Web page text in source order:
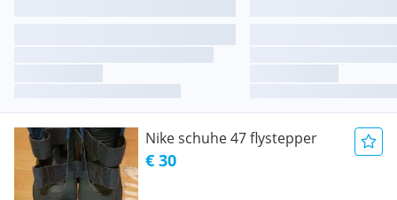
Nike schuhe 47 flystepper
€ 30